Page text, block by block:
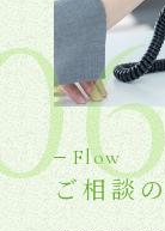
Flow
ご相談